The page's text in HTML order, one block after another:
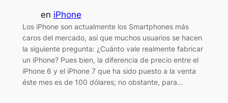
en iPhone
Los iPhone son actualmente los Smartphones más
caros del mercado, así que muchos usuarios se hacen
la siguiente pregunta: ¿Cuánto vale realmente fabricar
un iPhone? Pues bien, la diferencia de precio entre el
iPhone 6 y el iPhone 7 que ha sido puesto a la venta
éste mes es de 100 dólares; no obstante, para…